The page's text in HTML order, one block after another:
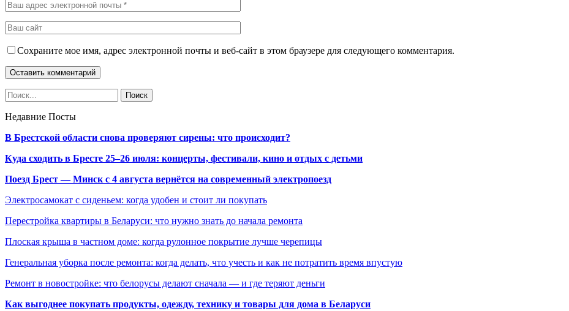
Сохраните мое имя, адрес электронной почты и веб-сайт в этом браузере для следующего комментария.
Недавние Посты
В Брестской области снова проверяют сирены: что происходит?
Куда сходить в Бресте 25–26 июля: концерты, фестивали, кино и отдых с детьми
Поезд Брест — Минск с 4 августа вернётся на современный электропоезд
Электросамокат с сиденьем: когда удобен и стоит ли покупать
Перестройка квартиры в Беларуси: что нужно знать до начала ремонта
Плоская крыша в частном доме: когда рулонное покрытие лучше черепицы
Генеральная уборка после ремонта: когда делать, что учесть и как не потратить время впустую
Ремонт в новостройке: что белорусы делают сначала — и где теряют деньги
Как выгоднее покупать продукты, одежду, технику и товары для дома в Беларуси